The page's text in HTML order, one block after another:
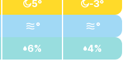
5°
°
6%
-3°
°
4%